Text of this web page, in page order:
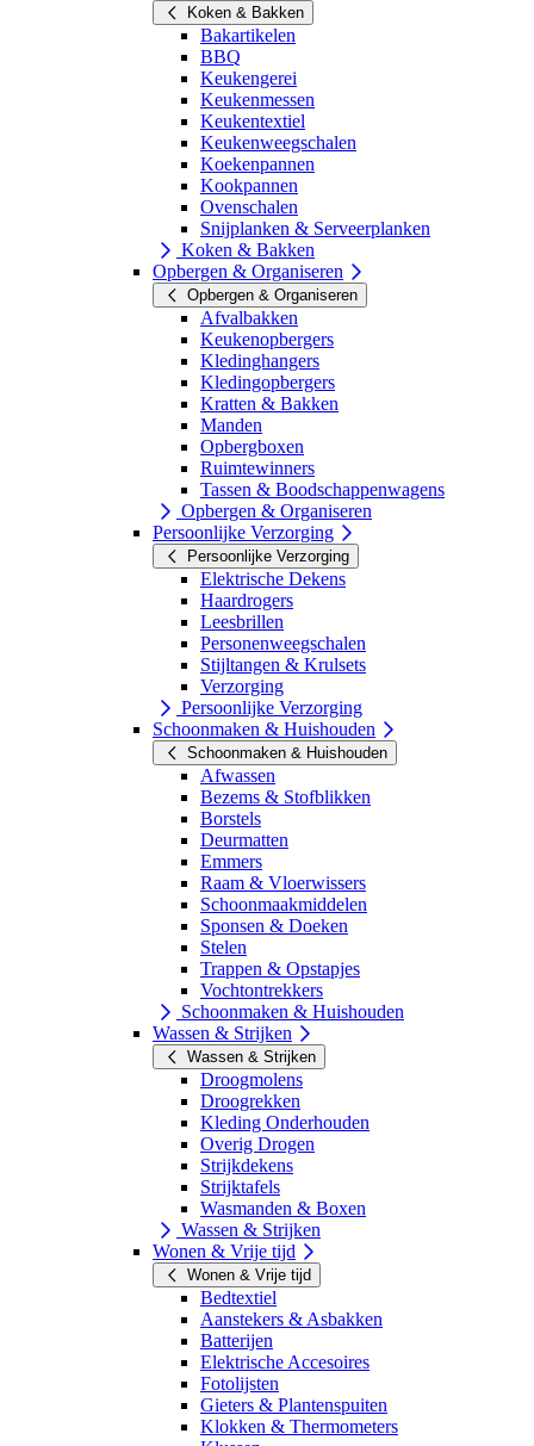
Koken & Bakken
Bakartikelen
BBQ
Keukengerei
Keukenmessen
Keukentextiel
Keukenweegschalen
Koekenpannen
Kookpannen
Ovenschalen
Snijplanken & Serveerplanken
Koken & Bakken
Opbergen & Organiseren
Opbergen & Organiseren
Afvalbakken
Keukenopbergers
Kledinghangers
Kledingopbergers
Kratten & Bakken
Manden
Opbergboxen
Ruimtewinners
Tassen & Boodschappenwagens
Opbergen & Organiseren
Persoonlijke Verzorging
Persoonlijke Verzorging
Elektrische Dekens
Haardrogers
Leesbrillen
Personenweegschalen
Stijltangen & Krulsets
Verzorging
Persoonlijke Verzorging
Schoonmaken & Huishouden
Schoonmaken & Huishouden
Afwassen
Bezems & Stofblikken
Borstels
Deurmatten
Emmers
Raam & Vloerwissers
Schoonmaakmiddelen
Sponsen & Doeken
Stelen
Trappen & Opstapjes
Vochtontrekkers
Schoonmaken & Huishouden
Wassen & Strijken
Wassen & Strijken
Droogmolens
Droogrekken
Kleding Onderhouden
Overig Drogen
Strijkdekens
Strijktafels
Wasmanden & Boxen
Wassen & Strijken
Wonen & Vrije tijd
Wonen & Vrije tijd
Bedtextiel
Aanstekers & Asbakken
Batterijen
Elektrische Accesoires
Fotolijsten
Gieters & Plantenspuiten
Klokken & Thermometers